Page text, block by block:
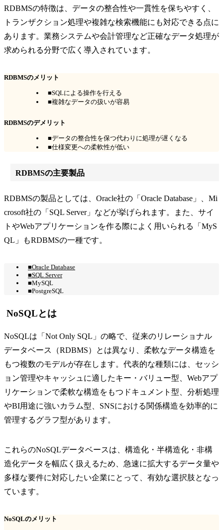
RDBMSの特徴は、データの整合性や一貫性を保ちやすく、
トランザクション処理や複雑な検索機能にも対応できる点に
あります。業務システムや会計管理など正確なデータ処理が
求められる分野で広く導入されています。
RDBMSのメリット
■SQLによる操作を行える
■複雑なデータの扱いが容易
RDBMSのデメリット
■データの整合性を保つ代わりに処理が遅くなる
■仕様変更への柔軟性が低い
RDBMSの主要製品
RDBMSの製品としては、Oracle社の「Oracle Database」、Mi
crosoft社の「SQL Server」などが挙げられます。また、サイ
トやWebアプリケーションを作る際によく用いられる「MyS
QL」もRDBMSの一種です。
■Oracle Database
■SQL Server
■MySQL
■PostgreSQL
NoSQLとは
NoSQLは「Not Only SQL」の略で、従来のリレーショナル
データベース（RDBMS）とは異なり、柔軟なデータ構造を
もつ複数のモデルが存在します。代表的な種類には、セッシ
ョン管理やキャッシュに適したキー・バリュー型、Webアプ
リケーションで柔軟な構造をもつドキュメント型、分析処理
やBI用途に強いカラム型、SNSにおける関係構造を効率的に
管理するグラフ型があります。
これらのNoSQLデータベースは、構造化・半構造化・非構
造化データを幅広く扱えるため、急速に拡大するデータ量や
多様な要件に対応したい企業にとって、有効な選択肢となっ
ています。
NoSQLのメリット